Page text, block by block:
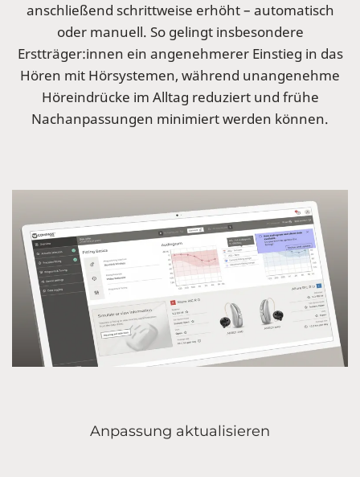
anschließend schrittweise erhöht – automatisch
oder manuell. So gelingt insbesondere
Erstträger:innen ein angenehmerer Einstieg in das
Hören mit Hörsystemen, während unangenehme
Höreindrücke im Alltag reduziert und frühe
Nachanpassungen minimiert werden können.
Anpassung aktualisieren